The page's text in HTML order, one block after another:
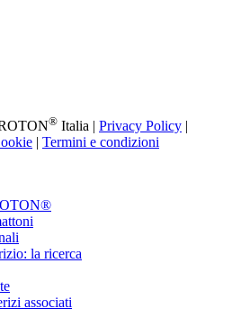
® Italia | Privacy Policy |
| Termini e condizioni
la ricerca
associati